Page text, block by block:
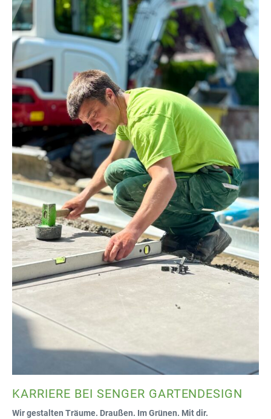
KARRIERE BEI SENGER GARTENDESIGN
Wir gestalten Träume. Draußen. Im Grünen. Mit dir.